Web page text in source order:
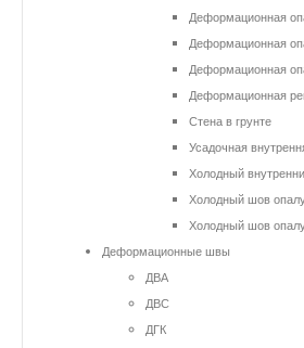
Деформационная
Деформационная
Деформационная
Деформационная
Стена в грунте
Усадочная
Холодный
Холодный шов
Холодный шов
Деформационные швы
ДВА
ДВС
ДГК